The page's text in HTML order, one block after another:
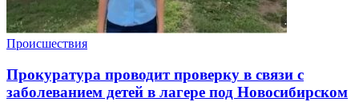
Происшествия
Прокуратура проводит проверку в связи с
заболеванием детей в лагере под Новосибирском